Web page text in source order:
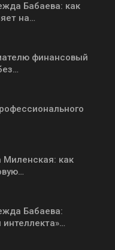
Бабаева: как
на…
финансовый
Миленская: как
Бабаева:
интеллекта»…